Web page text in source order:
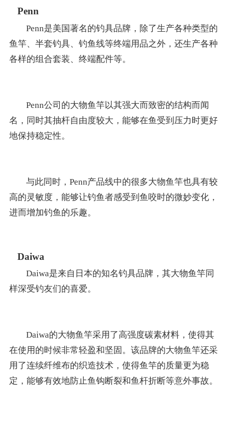
Penn
Penn是美国著名的钓具品牌，除了生产各种类型的
鱼竿、半套钓具、钓鱼线等终端用品之外，还生产各种
各样的组合套装、终端配件等。
Penn公司的大物鱼竿以其强大而致密的结构而闻
名，同时其抽杆自由度较大，能够在鱼受到压力时更好
地保持稳定性。
与此同时，Penn产品线中的很多大物鱼竿也具有较
高的灵敏度，能够让钓鱼者感受到鱼咬时的微妙变化，
进而增加钓鱼的乐趣。
Daiwa
Daiwa是来自日本的知名钓具品牌，其大物鱼竿同
样深受钓友们的喜爱。
Daiwa的大物鱼竿采用了高强度碳素材料，使得其
在使用的时候非常轻盈和坚固。该品牌的大物鱼竿还采
用了连续纤维布的织造技术，使得鱼竿的质量更为稳
定，能够有效地防止鱼钩断裂和鱼杆折断等意外事故。